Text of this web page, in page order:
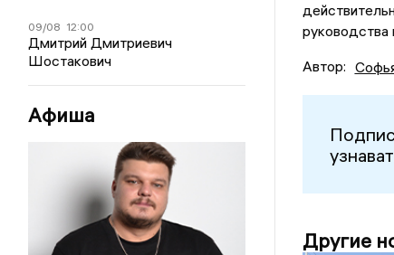
09/08 12:00
Дмитрий Дмитриевич
Шостакович
Афиша
Автор:
Другие